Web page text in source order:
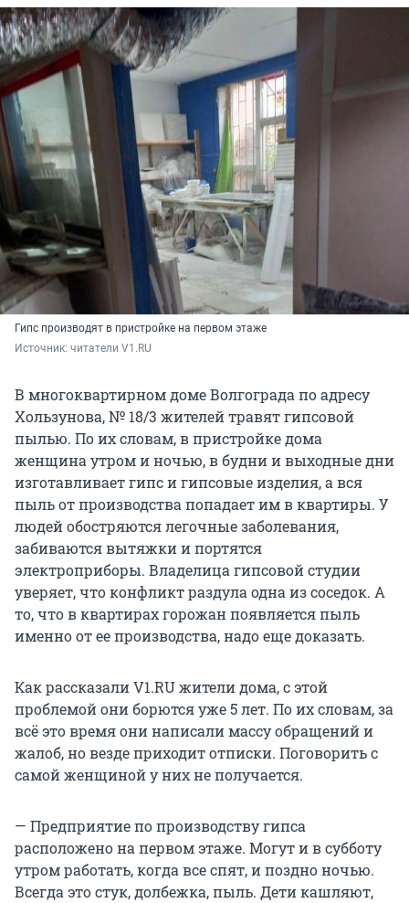
Гипс производят в пристройке на первом этаже
Источник: читатели V1.RU
В многоквартирном доме Волгограда по адресу
Хользунова, № 18/3 жителей травят гипсовой
пылью. По их словам, в пристройке дома
женщина утром и ночью, в будни и выходные дни
изготавливает гипс и гипсовые изделия, а вся
пыль от производства попадает им в квартиры. У
людей обостряются легочные заболевания,
забиваются вытяжки и портятся
электроприборы. Владелица гипсовой студии
уверяет, что конфликт раздула одна из соседок. А
то, что в квартирах горожан появляется пыль
именно от ее производства, надо еще доказать.
Как рассказали V1.RU жители дома, с этой
проблемой они борются уже 5 лет. По их словам, за
всё это время они написали массу обращений и
жалоб, но везде приходит отписки. Поговорить с
самой женщиной у них не получается.
— Предприятие по производству гипса
расположено на первом этаже. Могут и в субботу
утром работать, когда все спят, и поздно ночью.
Всегда это стук, долбежка, пыль. Дети кашляют,